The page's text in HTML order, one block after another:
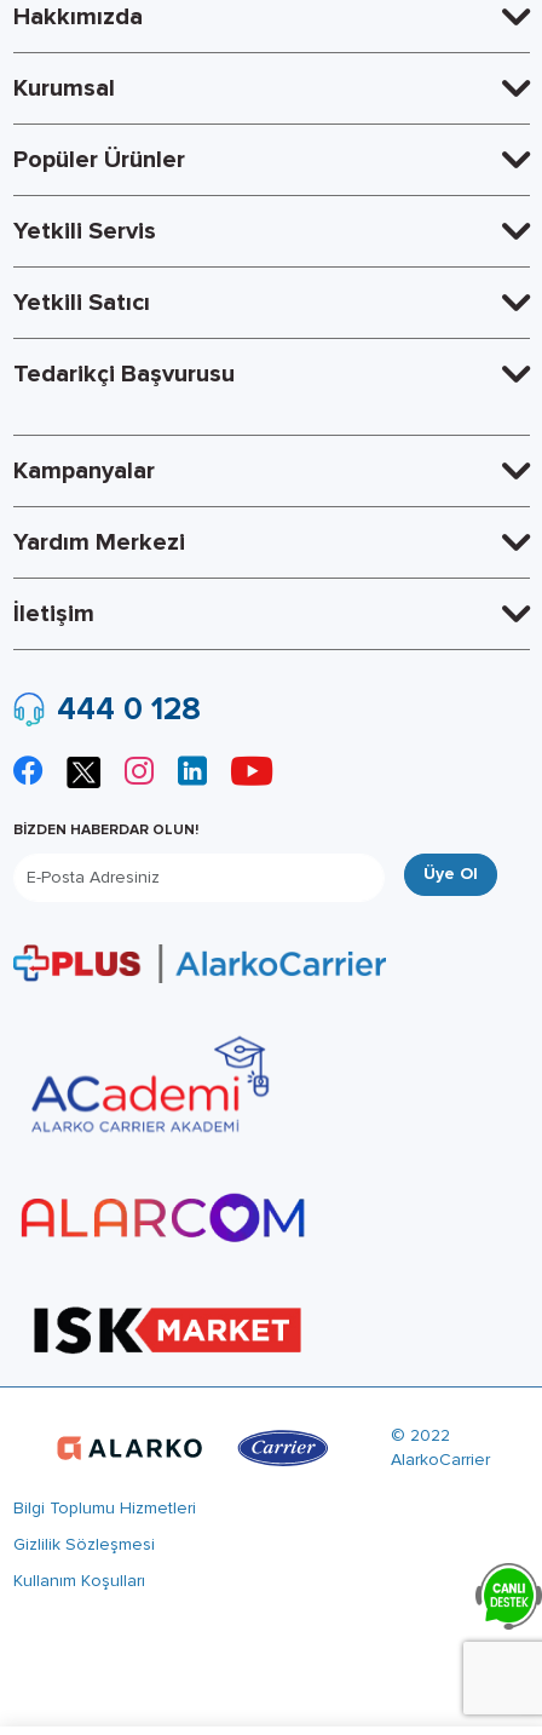
Hakkımızda
Kurumsal
Popüler Ürünler
Yetkili Servis
Yetkili Satıcı
Tedarikçi Başvurusu
Kampanyalar
Yardım Merkezi
İletişim
444 0 128
BİZDEN HABERDAR OLUN!
Üye Ol
© 2022
AlarkoCarrier
Bilgi Toplumu Hizmetleri
Gizlilik Sözleşmesi
Kullanım Koşulları